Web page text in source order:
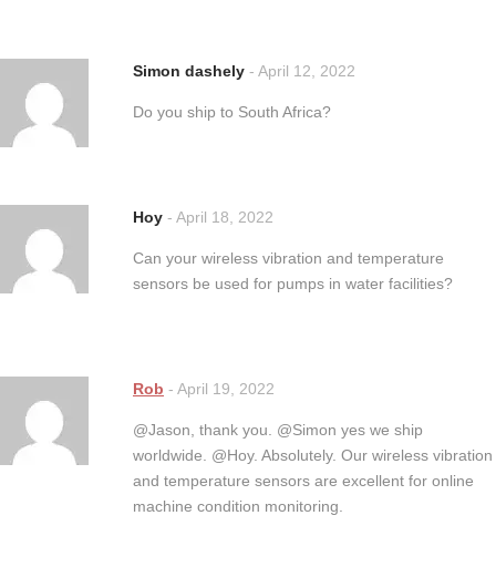
Simon dashely - April 12, 2022
Do you ship to South Africa?
Hoy - April 18, 2022
Can your wireless vibration and temperature
sensors be used for pumps in water facilities?
Rob - April 19, 2022
@Jason, thank you. @Simon yes we ship
worldwide. @Hoy. Absolutely. Our wireless vibration
and temperature sensors are excellent for online
machine condition monitoring.